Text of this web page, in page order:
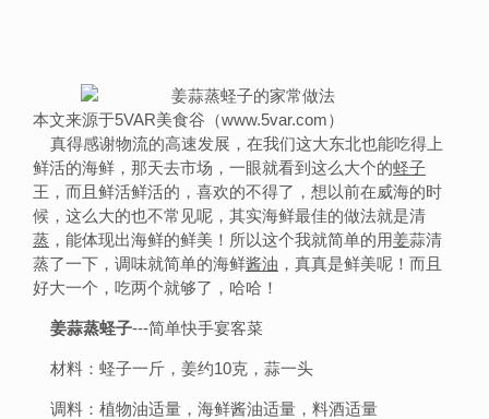
本文来源于5VAR美食谷（www.5var.com）
真得感谢物流的高速发展，在我们这大东北也能吃得上
鲜活的海鲜，那天去市场，一眼就看到这么大个的蛏子
王，而且鲜活鲜活的，喜欢的不得了，想以前在威海的时
候，这么大的也不常见呢，其实海鲜最佳的做法就是清
蒸 ，能体现出海鲜的鲜美！所以这个我就简单的用姜蒜清
蒸了一下，调味就简单的海鲜酱油 ，真真是鲜美呢！而且
好大一个，吃两个就够了，哈哈！
姜蒜蒸蛏子---简单快手宴客菜
材料：蛏子一斤，姜约10克，蒜一头
调料：植物油适量，海鲜酱油适量，料酒适量